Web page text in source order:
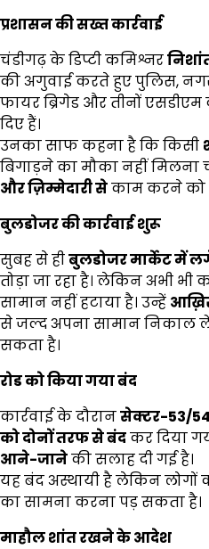
प्रशासन की सख्त कार्रवाई
चंडीगढ़ के डिप्टी कमिश्नर
की अगुवाई करते हुए पुलिस, नगर
फायर ब्रिगेड और तीनों
दिए हैं।
उनका साफ कहना है कि किसी
बिगाड़ने का मौका नहीं मिलना
और ज़िम्मेदारी सेकाम करने को
बुलडोजर की कार्रवाई शुरू
सुबह से हीबुलडोजर मार्केट में
तोड़ा जा रहा है। लेकिन अभी
सामान नहीं हटाया है। उन्हें
से जल्द अपना सामान निकाल
सकता है।
रोड को किया गया बंद
कार्रवाई के दौरानसेक्टर-53/54
को दोनों तरफ से बंदकर दिया
आने-जानेकी सलाह दी गई है।
यह बंद अस्थायी है लेकिन लोगों
का सामना करना पड़ सकता है।
माहौल शांत रखने के आदेश